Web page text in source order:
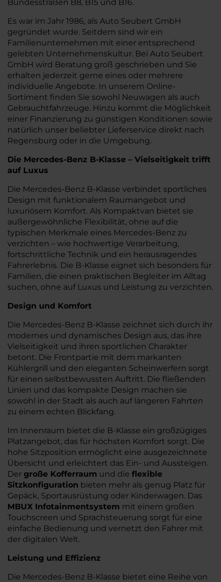
Bundesstraßen B8, B15 und B16.
Es war im Jahr 1986, als Auto Seubert GmbH
gegründet wurde. Seitdem sind wir ein
Familienunternehmen mit einer entsprechend
gelebten Unternehmenskultur. Bei Auto Seubert
GmbH wird Beratung groß geschrieben und Sie
erhalten jederzeit gerne eines oder mehrere
individuelle Angebote. In unserem Online-
Sortiment finden Sie sowohl Neuwagen als auch
Gebrauchtfahrzeuge. Hinzu kommt die Möglichkeit
einer Finanzierung zu günstigen Konditionen sowie
natürlich unser beliebter Lieferservice direkt nach
Regensburg oder in die Umgebung.
Die Mercedes-Benz B-Klasse – Vielseitigkeit trifft
auf Luxus
Die Mercedes-Benz B-Klasse verbindet sportliches
Design mit funktionalem Raumangebot und
luxuriösem Komfort. Als Kompaktvan bietet sie
außergewöhnliche Flexibilität, ohne auf die
typischen Merkmale eines Mercedes-Benz zu
verzichten – wie hochwertige Verarbeitung,
fortschrittliche Technik und ein herausragendes
Fahrerlebnis. Die B-Klasse eignet sich besonders für
Familien, die einen praktischen Begleiter im Alltag
suchen, ohne auf Luxus und Leistung zu verzichten.
Design und Komfort
Die Mercedes-Benz B-Klasse zeichnet sich durch ihr
modernes und dynamisches Design aus, das ihre
Vielseitigkeit und ihren sportlichen Charakter
betont. Die Frontpartie mit dem markanten
Kühlergrill und den eleganten Scheinwerfern sorgt
für einen selbstbewussten Auftritt. Die fließenden
Linien und das kompakte Design machen sie
sowohl in der Stadt als auch auf längeren Fahrten
zu einem echten Blickfang.
Im Innenraum bietet die B-Klasse ein großzügiges
Platzangebot, das für höchsten Komfort sorgt. Die
hohe Sitzposition ermöglicht eine ausgezeichnete
Übersicht und erleichtert das Ein- und Aussteigen.
Der große Kofferraum und die flexible
Sitzkonfiguration bieten mehr als genug Platz für
Gepäck, Sportausrüstung oder Kinderwagen. Das
MBUX Infotainmentsystem mit einem großen
Touchscreen und Sprachsteuerung sorgt für eine
einfache Bedienung und vernetzt den Fahrer mit
der digitalen Welt.
Leistung und Effizienz
Die Mercedes-Benz B-Klasse bietet eine Reihe von